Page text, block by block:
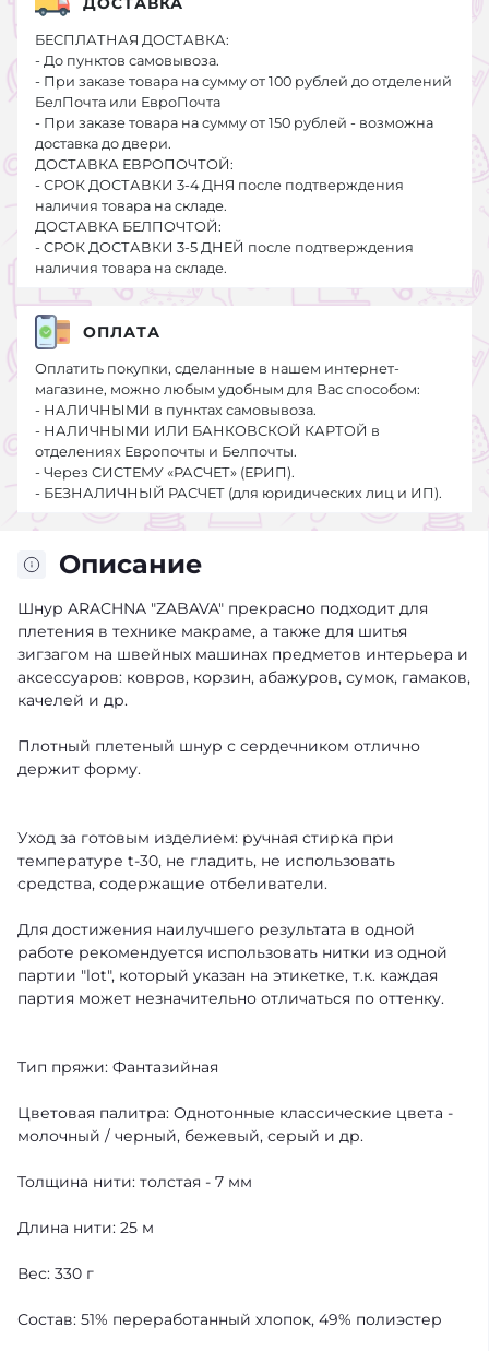
Описание
Шнур ARACHNA "ZABAVA" прекрасно подходит для
плетения в технике макраме, а также для шитья
зигзагом на швейных машинах предметов интерьера и
аксессуаров: ковров, корзин, абажуров, сумок, гамаков,
качелей и др.
Плотный плетеный шнур с сердечником отлично
держит форму.
Уход за готовым изделием: ручная стирка при
температуре t-30, не гладить, не использовать
средства, содержащие отбеливатели.
Для достижения наилучшего результата в одной
работе рекомендуется использовать нитки из одной
партии "lot", который указан на этикетке, т.к. каждая
партия может незначительно отличаться по оттенку.
Тип пряжи: Фантазийная
Цветовая палитра: Однотонные классические цвета -
молочный / черный, бежевый, серый и др.
Толщина нити: толстая - 7 мм
Длина нити: 25 м
Вес: 330 г
Состав: 51% переработанный хлопок, 49% полиэстер
БЕСПЛАТНАЯ ДОСТАВКА:
- До пунктов самовывоза.
- При заказе товара на сумму от 100 рублей до отделений
БелПочта или ЕвроПочта
- При заказе товара на сумму от 150 рублей - возможна
доставка до двери.
ДОСТАВКА ЕВРОПОЧТОЙ:
- СРОК ДОСТАВКИ 3-4 ДНЯ после подтверждения
наличия товара на складе.
ДОСТАВКА БЕЛПОЧТОЙ:
- СРОК ДОСТАВКИ 3-5 ДНЕЙ после подтверждения
наличия товара на складе.
ОПЛАТА
Оплатить покупки, сделанные в нашем интернет-
магазине, можно любым удобным для Вас способом:
- НАЛИЧНЫМИ в пунктах самовывоза.
- НАЛИЧНЫМИ ИЛИ БАНКОВСКОЙ КАРТОЙ в
отделениях Европочты и Белпочты.
- Через СИСТЕМУ «РАСЧЕТ» (ЕРИП).
- БЕЗНАЛИЧНЫЙ РАСЧЕТ (для юридических лиц и ИП).